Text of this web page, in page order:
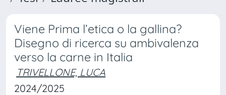
Viene Prima l’etica o la gallina?
Disegno di ricerca su ambivalenza
verso la carne in Italia
TRIVELLONE, LUCA
2024/2025